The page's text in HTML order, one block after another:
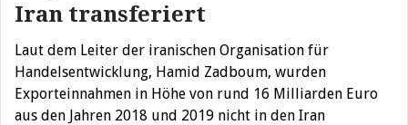
Iran transferiert
Laut dem Leiter der iranischen Organisation für
Handelsentwicklung, Hamid Zadboum, wurden
Exporteinnahmen in Höhe von rund 16 Milliarden Euro
aus den Jahren 2018 und 2019 nicht in den Iran